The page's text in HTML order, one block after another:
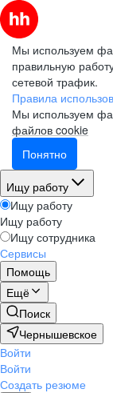
Мы используем
правильную
сетевой трафик.
Правила
Мы используем
файлов cookie
Понятно
Ищу работу
Ищу работу
Ищу работу
Ищу сотрудника
Сервисы
Помощь
Ещё
Поиск
Чернышевское
Войти
Войти
Создать резюме